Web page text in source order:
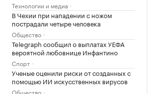
Технологии и медиа
В Чехии при нападении с ножом
пострадали четыре человека
Общество
Telegraph сообщил о выплатах УЕФА
вероятной любовнице Инфантино
Спорт
Ученые оценили риски от созданных с
помощью ИИ искусственных вирусов
Общество